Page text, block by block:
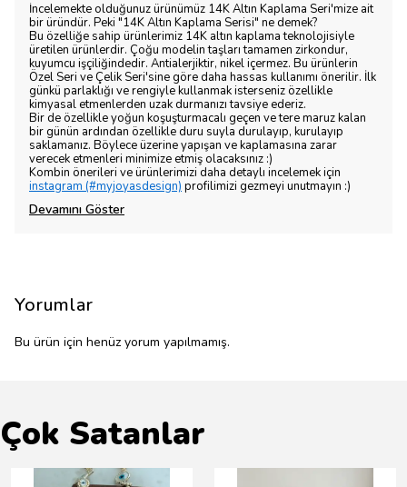
İncelemekte olduğunuz ürünümüz 14K Altın Kaplama Seri'mize ait
bir üründür. Peki "14K Altın Kaplama Serisi" ne demek?
Bu özelliğe sahip ürünlerimiz 14K altın kaplama teknolojisiyle
üretilen ürünlerdir. Çoğu modelin taşları tamamen zirkondur,
kuyumcu işçiliğindedir. Antialerjiktir, nikel içermez. Bu ürünlerin
Özel Seri ve Çelik Seri'sine göre daha hassas kullanımı önerilir. İlk
günkü parlaklığı ve rengiyle kullanmak isterseniz özellikle
kimyasal etmenlerden uzak durmanızı tavsiye ederiz.
Bir de özellikle yoğun koşuşturmacalı geçen ve tere maruz kalan
bir günün ardından özellikle duru suyla durulayıp, kurulayıp
saklamanız. Böylece üzerine yapışan ve kaplamasına zarar
verecek etmenleri minimize etmiş olacaksınız :)
Kombin önerileri ve ürünlerimizi daha detaylı incelemek için
instagram (#myjoyasdesign) profilimizi gezmeyi unutmayın :)
Devamını Göster
Yorumlar
Bu ürün için henüz yorum yapılmamış.
Çok Satanlar